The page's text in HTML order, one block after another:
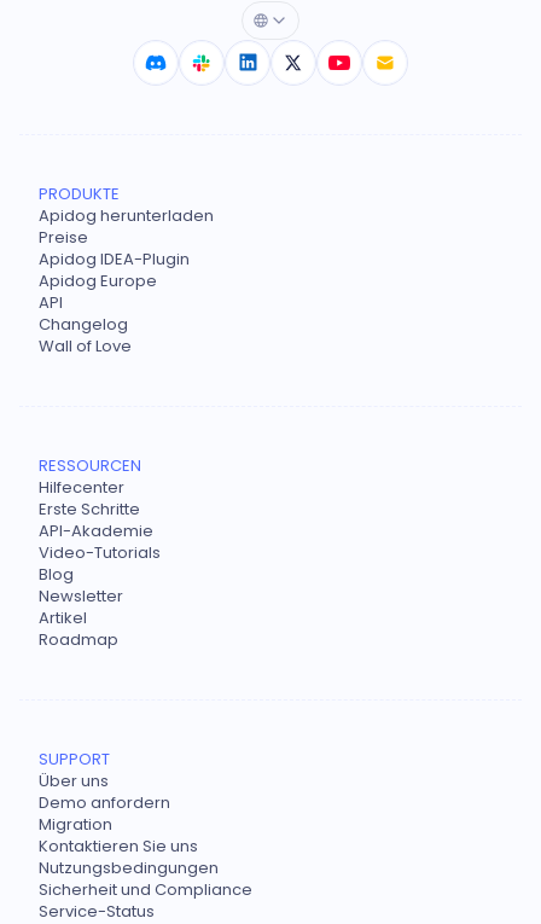
PRODUKTE
Apidog herunterladen
Preise
Apidog IDEA-Plugin
Apidog Europe
API
Changelog
Wall of Love
RESSOURCEN
Hilfecenter
Erste Schritte
API-Akademie
Video-Tutorials
Blog
Newsletter
Artikel
Roadmap
SUPPORT
Über uns
Demo anfordern
Migration
Kontaktieren Sie uns
Nutzungsbedingungen
Sicherheit und Compliance
Service-Status